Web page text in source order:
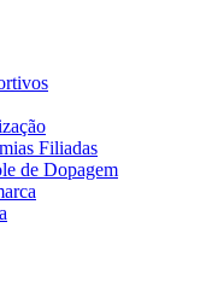
Filiadas
de Dopagem